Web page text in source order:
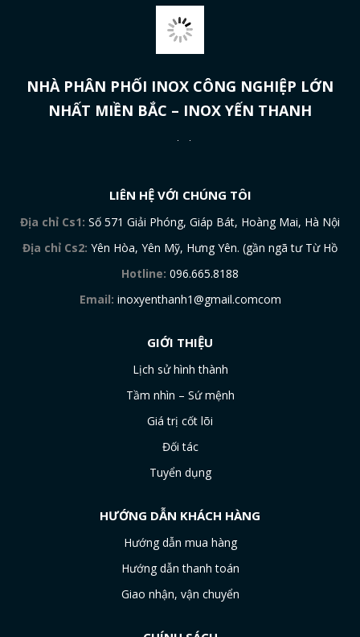
NHÀ PHÂN PHỐI INOX CÔNG NGHIỆP LỚN
NHẤT MIỀN BẮC – INOX YẾN THANH
LIÊN HỆ VỚI CHÚNG TÔI
Địa chỉ Cs1: Số 571 Giải Phóng, Giáp Bát, Hoàng Mai, Hà Nội
Địa chỉ Cs2: Yên Hòa, Yên Mỹ, Hưng Yên. (gần ngã tư Từ Hồ
Hotline: 096.665.8188
Email: inoxyenthanh1@gmail.comcom
GIỚI THIỆU
Lịch sử hình thành
Tầm nhìn – Sứ mệnh
Giá trị cốt lõi
Đối tác
Tuyển dụng
HƯỚNG DẪN KHÁCH HÀNG
Hướng dẫn mua hàng
Hướng dẫn thanh toán
Giao nhận, vận chuyển